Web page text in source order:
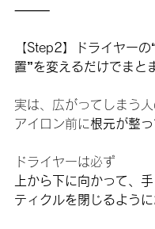
⸻
【Step2】ドライヤーの
置”を変えるだけでまと
実は、広がってしまう
アイロン前に根元が整
ドライヤーは必ず
上から下に向かって、
ティクルを閉じるよう